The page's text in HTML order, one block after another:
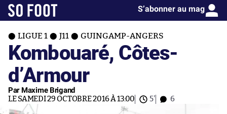
S’abonner au mag
LIGUE 1 J11 GUINGAMP-ANGERS
Kombouaré, Côtes-
d’Armour
Par Maxime Brigand
LE SAMEDI 29 OCTOBRE 2016 À 13:00 5' 6